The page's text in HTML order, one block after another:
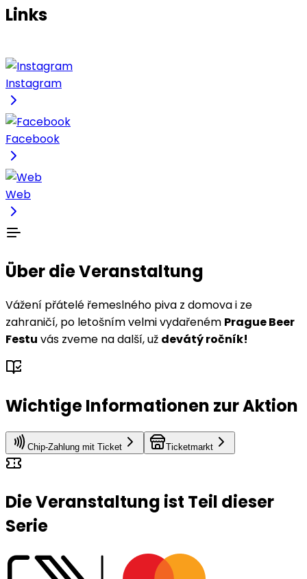
Links
Instagram
Facebook
Web
Über die Veranstaltung
Vážení přátelé řemeslného piva z domova i ze
zahraničí, po letošním velmi vydařeném Prague Beer
Festu vás zveme na další, už devátý ročník!
Wichtige Informationen zur Aktion
Chip-Zahlung mit Ticket Ticketmarkt
Die Veranstaltung ist Teil dieser
Serie